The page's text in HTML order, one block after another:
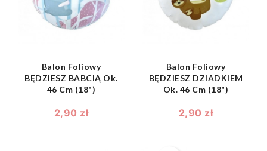
Balon Foliowy
BĘDZIESZ BABCIĄ Ok.
46 Cm (18")
2,90 zł
Balon Foliowy
BĘDZIESZ DZIADKIEM
Ok. 46 Cm (18")
2,90 zł